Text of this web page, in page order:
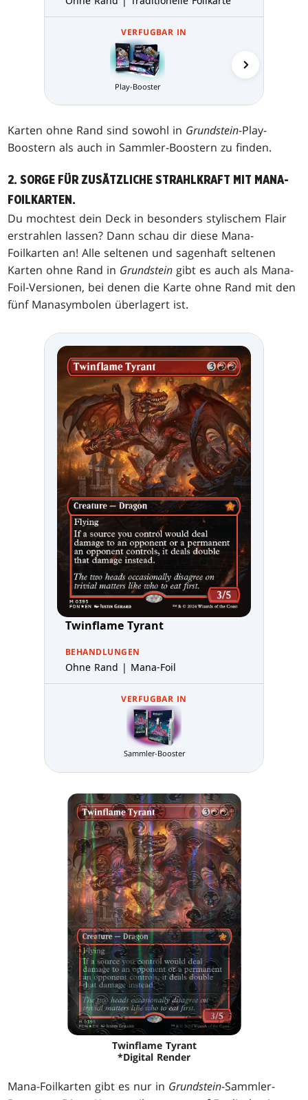
VERFUGBAR IN
Play-Booster
Karten ohne Rand sind sowohl in Grundstein-Play-
Boostern als auch in Sammler-Boostern zu finden.
2. SORGE FÜR ZUSÄTZLICHE STRAHLKRAFT MIT MANA-
FOILKARTEN.
Du mochtest dein Deck in besonders stylischem Flair
erstrahlen lassen? Dann schau dir diese Mana-
Foilkarten an! Alle seltenen und sagenhaft seltenen
Karten ohne Rand in Grundstein gibt es auch als Mana-
Foil-Versionen, bei denen die Karte ohne Rand mit den
fünf Manasymbolen überlagert ist.
Twinflame Tyrant
BEHANDLUNGEN
Ohne Rand | Mana-Foil
VERFUGBAR IN
Sammler-Booster
Twinflame Tyrant
*Digital Render
Mana-Foilkarten gibt es nur in Grundstein-Sammler-